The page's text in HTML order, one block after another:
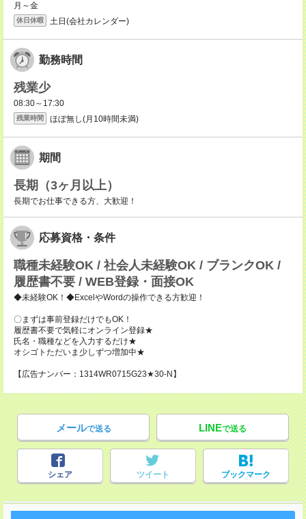
月～金
休日休暇 土日(会社カレンダー)
勤務時間
残業少
08:30～17:30
残業時間 ほぼ無し(月10時間未満)
期間
長期（3ヶ月以上）
長期でお仕事できる方、大歓迎！
応募資格・条件
職種未経験OK / 社会人未経験OK / ブランクOK /
履歴書不要 / WEB登録・面接OK
◆未経験OK！◆ExcelやWordの操作できる方歓迎！
〇まずは事前登録だけでもOK！
履歴書不要で気軽にオンライン登録★
氏名・職種などを入力するだけ★
オシゴトただいま少しずつ増加中★
【広告ナンバー：1314WR0715G23★30-N】
メールで送る LINEで送る
シェア ツイート ブックマーク